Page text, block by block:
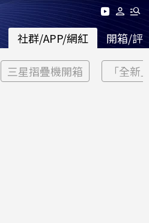
社群/APP/網紅 開箱/評
三星摺疊機開箱 「全新